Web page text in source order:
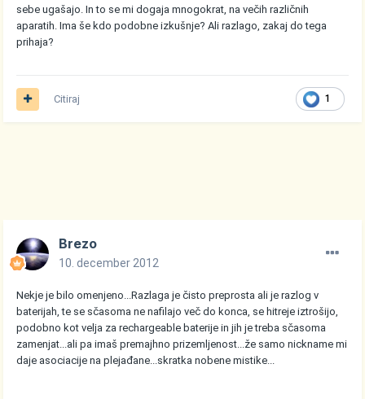
sebe ugašajo. In to se mi dogaja mnogokrat, na večih različnih
aparatih. Ima še kdo podobne izkušnje? Ali razlago, zakaj do tega
prihaja?
1
Citiraj
Brezo
10. december 2012
Nekje je bilo omenjeno...Razlaga je čisto preprosta ali je razlog v
baterijah, te se sčasoma ne nafilajo več do konca, se hitreje iztrošijo,
podobno kot velja za rechargeable baterije in jih je treba sčasoma
zamenjat...ali pa imaš premajhno prizemljenost...že samo nickname mi
daje asociacije na plejađane...skratka nobene mistike...